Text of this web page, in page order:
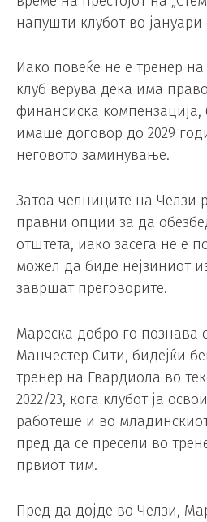
напушти клубот во
Иако повеќе не е тренер
клуб верува дека има
финансиска компензација,
имаше договор до 2029
неговото заминување.
Затоа челниците на Челзи
правни опции за да
отштета, иако засега не е
можел да биде нејзиниот
завршат преговорите.
Мареска добро го познава
Манчестер Сити, бидејќи
тренер на Гвардиола во
2022/23, кога клубот ја
работеше и во
пред да се пресели во
првиот тим.
Пред да дојде во Челзи,